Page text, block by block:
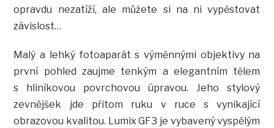
opravdu nezatíží, ale můžete si na ni vypěstovat
závislost…
Malý a lehký fotoaparát s výměnnými objektivy na
první pohled zaujme tenkým a elegantním tělem
s hliníkovou povrchovou úpravou. Jeho stylový
zevnějšek jde přitom ruku v ruce s vynikající
obrazovou kvalitou. Lumix GF3 je vybavený vyspělým